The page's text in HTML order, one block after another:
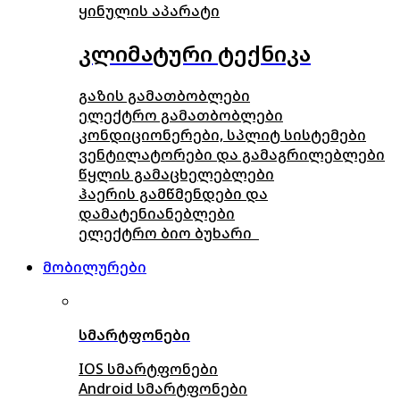
ყინულის აპარატი
კლიმატური ტექნიკა
გაზის გამათბობლები
ელექტრო გამათბობლები
კონდიციონერები, სპლიტ სისტემები
ვენტილატორები და გამაგრილებლები
წყლის გამაცხელებლები
ჰაერის გამწმენდები და
დამატენიანებლები
ელექტრო ბიო ბუხარი
მობილურები
სმარტფონები
IOS სმარტფონები
Android სმარტფონები